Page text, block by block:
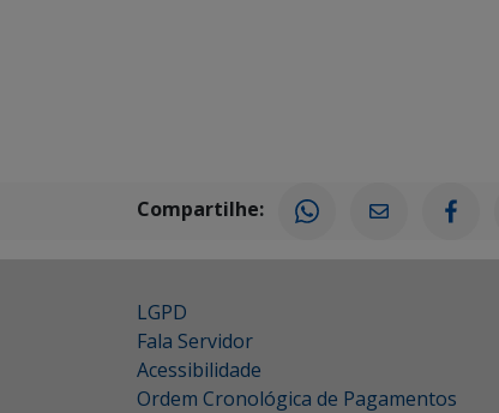
Compartilhe:
LGPD
Fala Servidor
Acessibilidade
Ordem Cronológica de Pagamentos